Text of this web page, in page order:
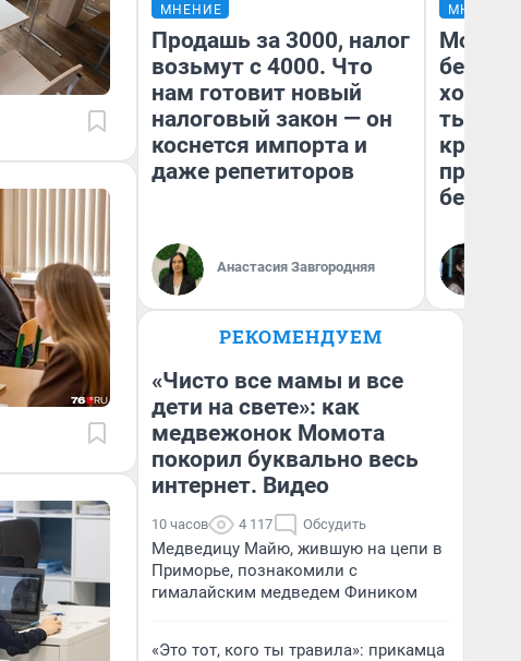
МНЕНИЕ
Продашь за 3000, налог
возьмут с 4000. Что
нам готовит новый
налоговый закон — он
коснется импорта и
даже репетиторов
Анастасия Завгородняя
МНЕНИЕ
Мой
хотела
тысяч,
РЕКОМЕНДУЕМ
«Чисто все мамы и все
дети на свете»: как
медвежонок Момота
покорил буквально весь
интернет. Видео
10 часов 4 117 Обсудить
Медведицу Майю, жившую на цепи в
Приморье, познакомили с
гималайским медведем Фиником
«Это тот, кого ты травила»: прикамца